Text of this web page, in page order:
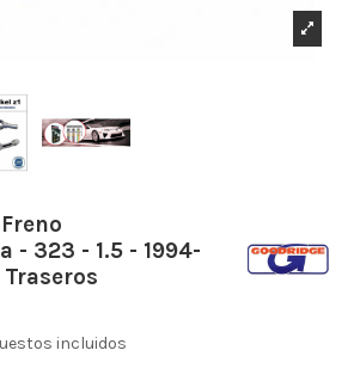
- 323 - 1.5 - 1994-
incluidos